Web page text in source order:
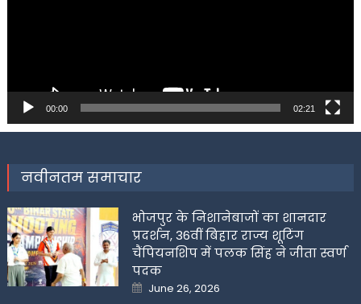
00:00 02:21
नवीनतम समाचार
भोजपुर के निशानेबाजों का शानदार
प्रदर्शन, 36वीं बिहार राज्य शूटिंग
चैंपियनशिप में पलक सिंह ने जीता स्वर्ण
पदक
Posted
on
June 26, 2026